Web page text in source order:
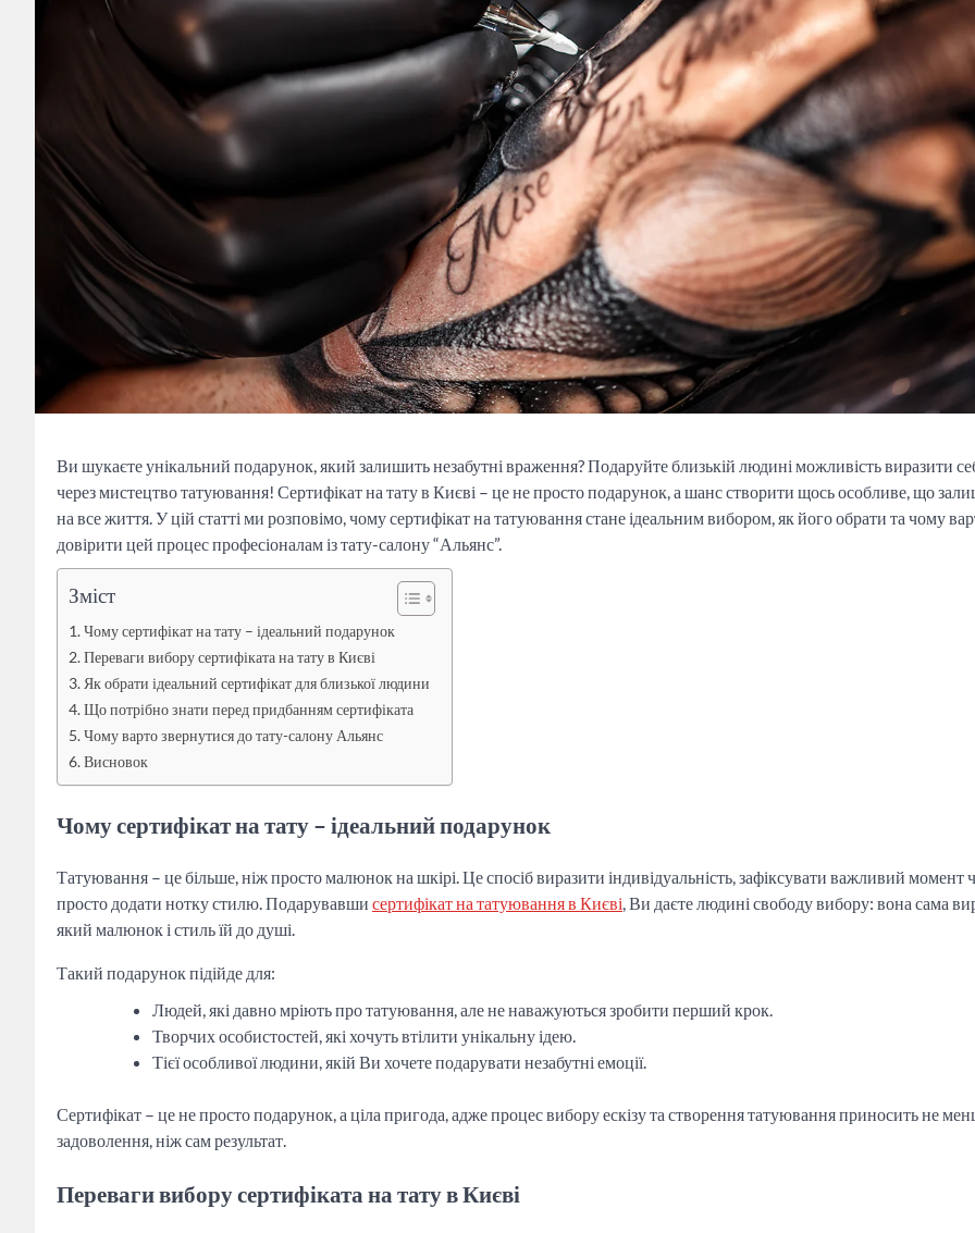
Ви шукаєте унікальний подарунок, який залишить незабутні враження? Подаруйте близькій людині можливість виразити
через мистецтво татуювання! Сертифікат на тату в Києві – це не просто подарунок, а шанс створити щось особливе, що
на все життя. У цій статті ми розповімо, чому сертифікат на татуювання стане ідеальним вибором, як його обрати та чому
довірити цей процес професіоналам із тату-салону “Альянс”.
Зміст
Чому сертифікат на тату – ідеальний подарунок
Переваги вибору сертифіката на тату в Києві
Як обрати ідеальний сертифікат для близької людини
Що потрібно знати перед придбанням сертифіката
Чому варто звернутися до тату-салону Альянс
Висновок
Чому сертифікат на тату – ідеальний подарунок
Татуювання – це більше, ніж просто малюнок на шкірі. Це спосіб виразити індивідуальність, зафіксувати важливий момент
просто додати нотку стилю. Подарувавши сертифікат на татуювання в Києві, Ви даєте людині свободу вибору: вона сама
який малюнок і стиль їй до душі.
Такий подарунок підійде для:
Людей, які давно мріють про татуювання, але не наважуються зробити перший крок.
Творчих особистостей, які хочуть втілити унікальну ідею.
Тієї особливої людини, якій Ви хочете подарувати незабутні емоції.
Сертифікат – це не просто подарунок, а ціла пригода, адже процес вибору ескізу та створення татуювання приносить не
задоволення, ніж сам результат.
Переваги вибору сертифіката на тату в Києві